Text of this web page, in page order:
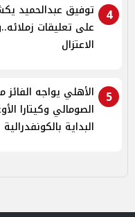
4
توفيق عبدالحميد
على تعليقات
الاعتزال
5
الأهلي يواجه
الصومالي وكيتارا
البداية بالكونفدرالية